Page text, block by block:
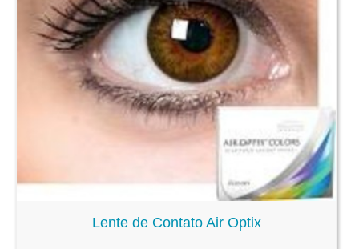
Lente de Contato Air Optix